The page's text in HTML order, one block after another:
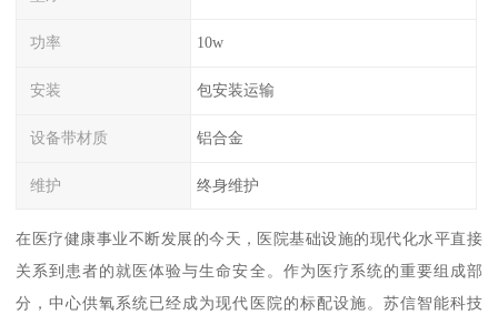
功率 10w
安装 包安装运输
设备带材质 铝合金
维护 终身维护
在医疗健康事业不断发展的今天，医院基础设施的现代化水平直接
关系到患者的就医体验与生命安全。作为医疗系统的重要组成部
分，中心供氧系统已经成为现代医院的标配设施。苏信智能科技